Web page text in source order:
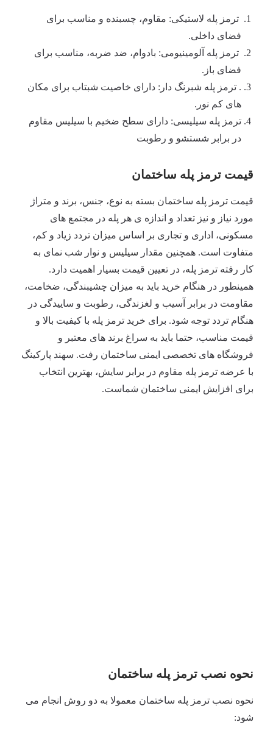
ترمز پله لاستیکی: مقاوم، چسبنده و مناسب برای
فضای داخلی.
ترمز پله آلومینیومی: بادوام، ضد ضربه، مناسب برای
فضای باز.
. ترمز پله شبرنگ دار: دارای خاصیت شبتاب برای مکان
های کم نور.
ترمز پله سیلیسی: دارای سطح ضخیم با سیلیس مقاوم
در برابر شستشو و رطوبت
قیمت ترمز پله ساختمان
قیمت ترمز پله ساختمان بسته به نوع، جنس، برند و متراژ
مورد نیاز و نیز تعداد و اندازه ی هر پله در مجتمع های
مسکونی، اداری و تجاری بر اساس میزان تردد زیاد و کم،
متفاوت است. همچنین مقدار سیلیس و نوار شب نمای به
کار رفته ترمز پله، در تعیین قیمت بسیار اهمیت دارد.
همینطور در هنگام خرید باید به میزان چشیبندگی، ضخامت،
مقاومت در برابر آسیب و لغزندگی، رطوبت و ساییدگی در
هنگام تردد توجه شود. برای خرید ترمز پله با کیفیت بالا و
قیمت مناسب، حتما باید به سراغ برند های معتبر و
فروشگاه های تخصصی ایمنی ساختمان رفت. سهند پارکینگ
با عرضه ترمز پله مقاوم در برابر سایش، بهترین انتخاب
برای افزایش ایمنی ساختمان شماست.
نحوه نصب ترمز پله ساختمان
نحوه نصب ترمز پله ساختمان معمولا به دو روش انجام می
شود: